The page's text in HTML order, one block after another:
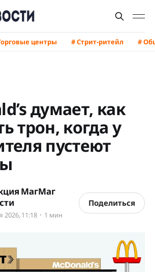
центры # Стрит-ритейл #
думает, как
трон, когда у
пустеют
МагМаг
2026, 11:18 1 мин
Поделиться